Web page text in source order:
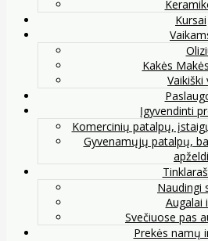
Kursai
Kakės
Vaikiški
Įgyvendinti
Komercinių patalpų,
Gyvenamųjų patalpų,
Naudingi
Augalai
Svečiuose pas
Prekės namų